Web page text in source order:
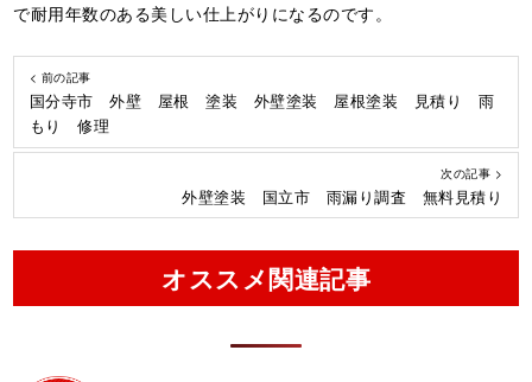
で耐用年数のある美しい仕上がりになるのです。
< 前の記事
国分寺市 外壁 屋根 塗装 外壁塗装 屋根塗装 見積り 雨
もり 修理
次の記事 >
外壁塗装 国立市 雨漏り調査 無料見積り
オススメ関連記事